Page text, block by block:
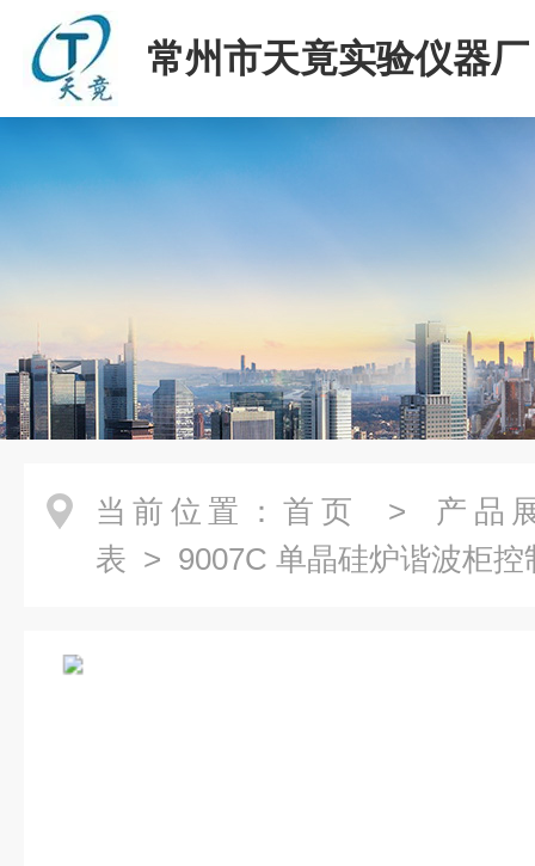
常州市天竟实验仪器厂
当前位置： 首页 > 产品
表 > 9007C 单晶硅炉谐波柜控